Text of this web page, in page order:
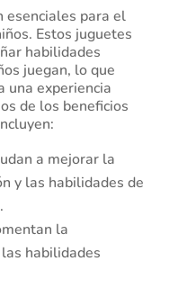
esenciales para el
Estos juguetes
habilidades
juegan, lo que
una experiencia
de los beneficios
a mejorar la
y las habilidades de
la
habilidades